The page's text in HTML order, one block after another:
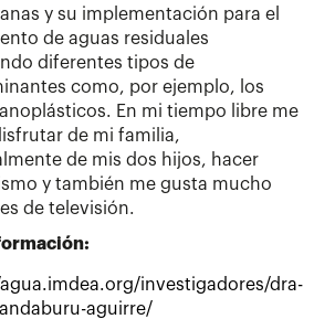
y su implementación para el
de aguas residuales
diferentes tipos de
como, por ejemplo, los
En mi tiempo libre me
de mi familia,
de mis dos hijos, hacer
y también me gusta mucho
de televisión.
investigadores/dra-
aguirre/